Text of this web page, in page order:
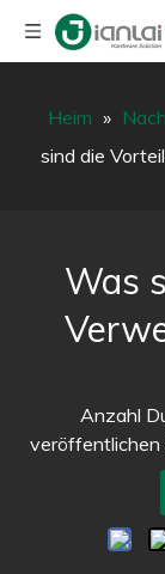
Heim »
sind die
Was
Anzahl